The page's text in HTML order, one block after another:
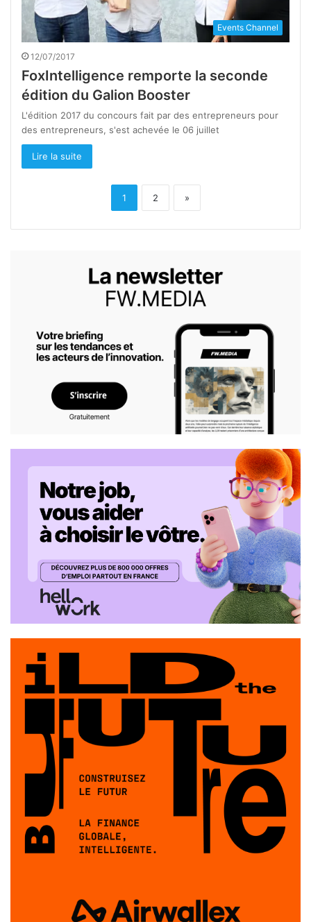
Events Channel
12/07/2017
FoxIntelligence remporte la seconde
édition du Galion Booster
L'édition 2017 du concours fait par des entrepreneurs pour
des entrepreneurs, s'est achevée le 06 juillet
Lire la suite
1 2 »